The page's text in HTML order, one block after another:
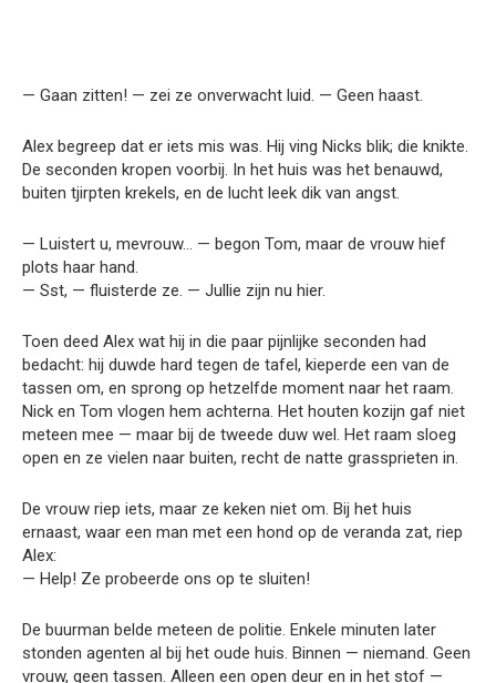
— Gaan zitten! — zei ze onverwacht luid. — Geen haast.
Alex begreep dat er iets mis was. Hij ving Nicks blik; die knikte.
De seconden kropen voorbij. In het huis was het benauwd,
buiten tjirpten krekels, en de lucht leek dik van angst.
— Luistert u, mevrouw… — begon Tom, maar de vrouw hief
plots haar hand.
— Sst, — fluisterde ze. — Jullie zijn nu hier.
Toen deed Alex wat hij in die paar pijnlijke seconden had
bedacht: hij duwde hard tegen de tafel, kieperde een van de
tassen om, en sprong op hetzelfde moment naar het raam.
Nick en Tom vlogen hem achterna. Het houten kozijn gaf niet
meteen mee — maar bij de tweede duw wel. Het raam sloeg
open en ze vielen naar buiten, recht de natte grassprieten in.
De vrouw riep iets, maar ze keken niet om. Bij het huis
ernaast, waar een man met een hond op de veranda zat, riep
Alex:
— Help! Ze probeerde ons op te sluiten!
De buurman belde meteen de politie. Enkele minuten later
stonden agenten al bij het oude huis. Binnen — niemand. Geen
vrouw, geen tassen. Alleen een open deur en in het stof —